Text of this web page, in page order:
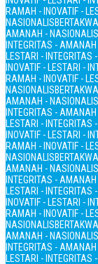
RAMAH - INOVATIF -
NASIONALIS
AMANAH - NASIONALIS
INTEGRITAS -
LESTARI -
INOVATIF - LESTARI -
RAMAH - INOVATIF -
NASIONALIS
AMANAH - NASIONALIS
INTEGRITAS -
LESTARI -
INOVATIF - LESTARI -
RAMAH - INOVATIF -
NASIONALIS
AMANAH - NASIONALIS
INTEGRITAS -
LESTARI -
INOVATIF - LESTARI -
RAMAH - INOVATIF -
NASIONALIS
AMANAH - NASIONALIS
INTEGRITAS -
LESTARI -